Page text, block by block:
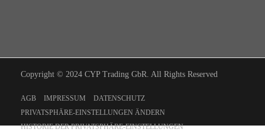
Copyright © 2024 CYP Trading GbR. All Rights Reserved
AGB IMPRESSUM
DATENSCHUTZ
PRIVATSPHÄRE-EINSTELLUNGEN ÄNDERN
HISTORIE DER PRIVATSPHÄRE-EINSTELLUNGEN